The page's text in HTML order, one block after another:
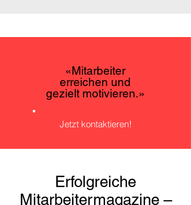
«Mitarbeiter
erreichen und
gezielt motivieren.»
Jetzt kontaktieren!
Erfolgreiche
Mitarbeitermagazine –